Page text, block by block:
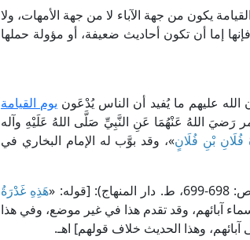
يكون من جهة الآباء لا من جهة الأمهات، ولا
إما أن تكون أحاديث ضعيفة، أو مؤولة حملها
عليهم ما يُفيد أن الناس يُدْعَون يوم القيامة
رَضيَ اللهُ عَنْهُمَا عَنِ النَّبِيِّ صَلَّى اللهُ عَلَيْهِ وآله
فُلَانِ بْنِ فُلَانٍ»، وقد بوَّب له الإمام البخاري في
«
هَذِهِ غَدْرَةُ
آبائهم، وقد تقدم هذا في غير موضع، وفي هذا
وهذا الحديث خلاف قولهم] اهـ.